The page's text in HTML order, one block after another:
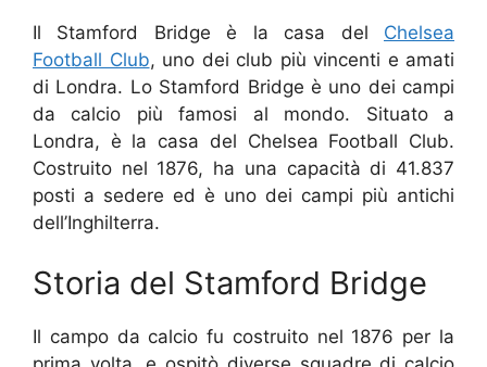
Il Stamford Bridge è la casa del Chelsea
Football Club, uno dei club più vincenti e amati
di Londra. Lo Stamford Bridge è uno dei campi
da calcio più famosi al mondo. Situato a
Londra, è la casa del Chelsea Football Club.
Costruito nel 1876, ha una capacità di 41.837
posti a sedere ed è uno dei campi più antichi
dell’Inghilterra.
Storia del Stamford Bridge
Il campo da calcio fu costruito nel 1876 per la